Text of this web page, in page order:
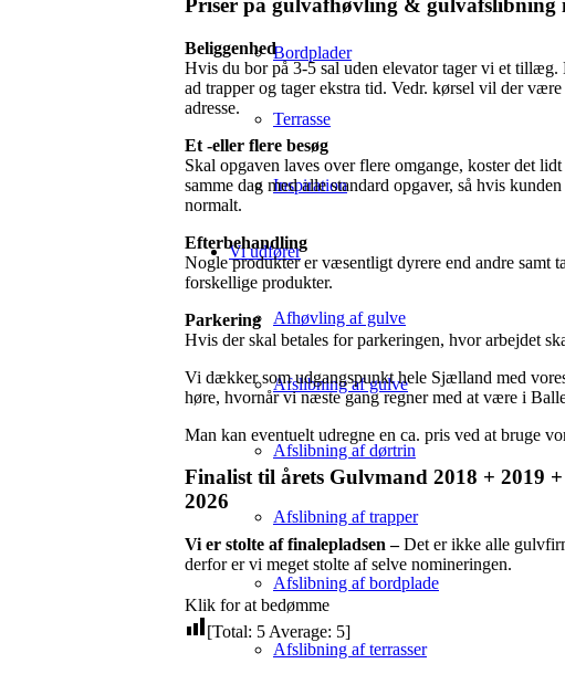
Bordplader
Terrasse
Inspiration
Vi udfører
Afhøvling af gulve
Afslibning af gulve
Afslibning af dørtrin
Afslibning af trapper
Afslibning af bordplade
Afslibning af terrasser
Priser på gulvafhøvling & gulvafslibning
Beliggenhed
Hvis du bor på 3-5 sal uden elevator tager vi et
ad trapper og tager ekstra tid. Vedr. kørsel vil der
adresse.
Et -eller flere besøg
Skal opgaven laves over flere omgange, koster det
samme dag med alle standard opgaver, så hvis
normalt.
Efterbehandling
Nogle produkter er væsentligt dyrere end andre samt
forskellige produkter.
Parkering
Hvis der skal betales for parkeringen, hvor arbejdet
Vi dækker som udgangspunkt hele Sjælland med
høre, hvornår vi næste gang regner med at være i
Man kan eventuelt udregne en ca. pris ved at bruge
Finalist til årets Gulvmand 2018 + 2019
2026
Vi er stolte af finalepladsen –Det er ikke alle
derfor er vi meget stolte af selve nomineringen.
Klik for at bedømme
[Total: 5 Average: 5]